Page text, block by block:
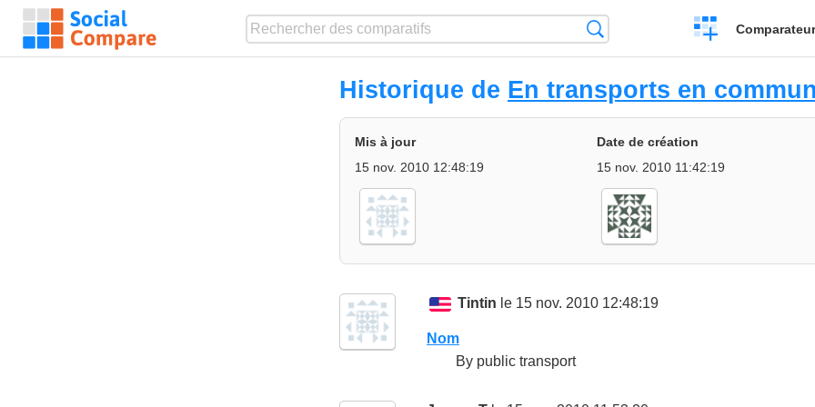
Créer
un
Historique de En transports en commun
Mis à jour
15 nov. 2010 12:48:19
Date de création
15 nov. 2010 11:42:19
Tintin le 15 nov. 2010 12:48:19
Nom
By public transport